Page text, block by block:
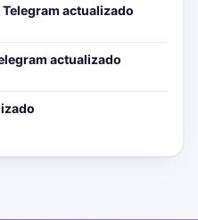
Telegram actualizado📱🔥
actualizado📱🔥